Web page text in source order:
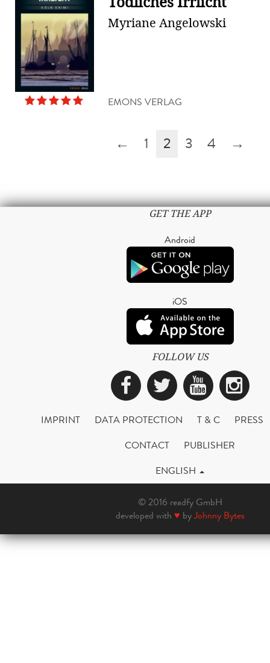
Myriane Angelowski
EMONS VERLAG
← 1 2 3 4 →
GET THE APP
Android
iOS
FOLLOW US
Facebook
Twitter
IMPRINT DATA PROTECTION T & C
PRESS
CONTACT
PUBLISHER
ENGLISH
© 2016 readfy GmbH
developed with ♥ byJohnny Bytes